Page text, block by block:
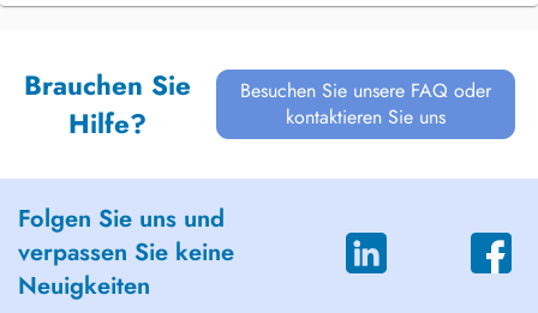
Brauchen Sie
Hilfe?
Besuchen Sie unsere FAQ oder
kontaktieren Sie uns
Folgen Sie uns und
verpassen Sie keine
Neuigkeiten